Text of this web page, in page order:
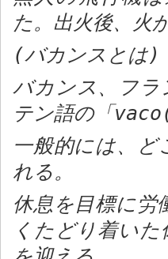
た。出火後、火
(バカンスとは)
バカンス、フラ
テン語の「
一般的には、
れる。
休息を目標に労
くたどり着い